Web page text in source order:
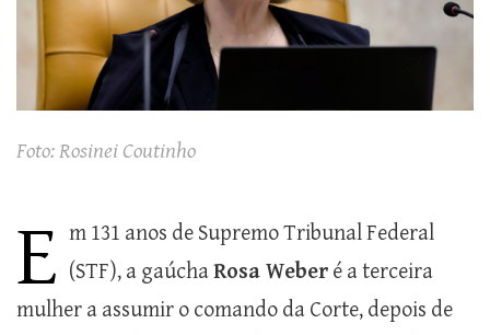
Foto: Rosinei Coutinho
E m 131 anos de Supremo Tribunal Federal
(STF), a gaúchaRosa Weber é a terceira
mulher a assumir o comando da Corte, depois de